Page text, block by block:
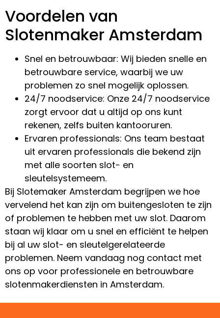
Voordelen van
Slotenmaker Amsterdam
Snel en betrouwbaar: Wij bieden snelle en
betrouwbare service, waarbij we uw
problemen zo snel mogelijk oplossen.
24/7 noodservice: Onze 24/7 noodservice
zorgt ervoor dat u altijd op ons kunt
rekenen, zelfs buiten kantooruren.
Ervaren professionals: Ons team bestaat
uit ervaren professionals die bekend zijn
met alle soorten slot- en
sleutelsystemeem.
Bij Slotemaker Amsterdam begrijpen we hoe
vervelend het kan zijn om buitengesloten te zijn
of problemen te hebben met uw slot. Daarom
staan wij klaar om u snel en efficiënt te helpen
bij al uw slot- en sleutelgerelateerde
problemen. Neem vandaag nog contact met
ons op voor professionele en betrouwbare
slotenmakerdiensten in Amsterdam.